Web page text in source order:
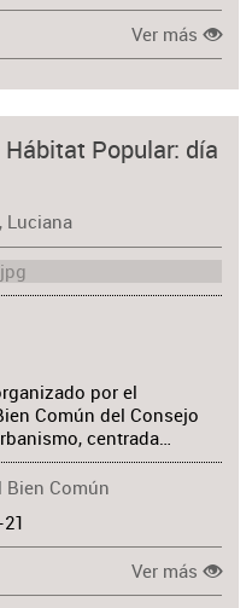
Ver más
Popular: día
Luciana
por el
Común del Consejo
centrada…
Bien Común
Ver más